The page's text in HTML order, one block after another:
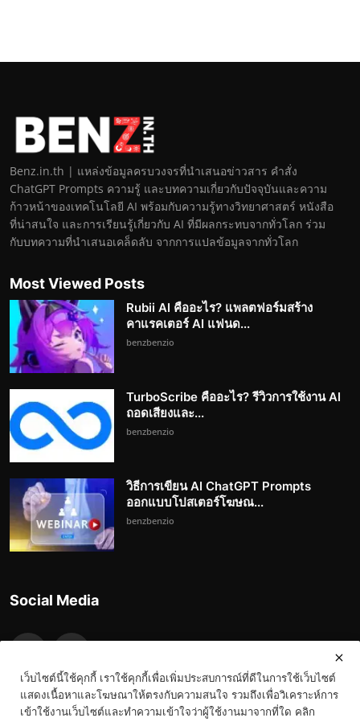
Benz.in.th | แหล่งข้อมูลครบวงจรที่นำเสนอข่าวสาร คำสั่ง
ChatGPT Prompts ความรู้ และบทความเกี่ยวกับปัจจุบันและความ
ก้าวหน้าของเทคโนโลยี AI พร้อมกับความรู้ทางวิทยาศาสตร์ หนังสือ
ที่น่าสนใจ และการเรียนรู้เกี่ยวกับ AI ที่มีผลกระทบจากทั่วโลก ร่วม
กับบทความที่นำเสนอเคล็ดลับ จากการแปลข้อมูลจากทั่วโลก
Most Viewed Posts
Rubii AI คืออะไร? แพลตฟอร์มสร้าง
คาแรคเตอร์ AI แฟนด...
benzbenzio
TurboScribe คืออะไร? รีวิวการใช้งาน AI
ถอดเสียงและ...
benzbenzio
วิธีการเขียน AI ChatGPT Prompts
ออกแบบโปสเตอร์โฆษณ...
benzbenzio
Social Media
เว็บไซต์นี้ใช้คุกกี้ เราใช้คุกกี้เพื่อเพิ่มประสบการณ์ที่ดีในการใช้เว็บไซต์
แสดงเนื้อหาและโฆษณาให้ตรงกับความสนใจ รวมถึงเพื่อวิเคราะห์การ
เข้าใช้งานเว็บไซต์และทำความเข้าใจว่าผู้ใช้งานมาจากที่ใด คลิก